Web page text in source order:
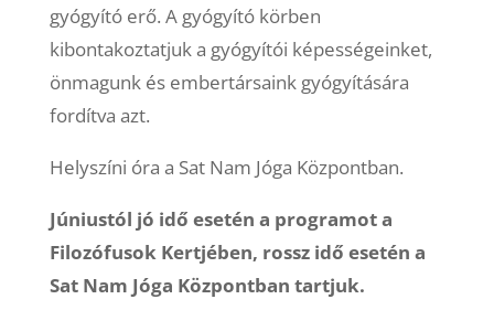
gyógyító erő. A gyógyító körben
kibontakoztatjuk a gyógyítói képességeinket,
önmagunk és embertársaink gyógyítására
fordítva azt.
Helyszíni óra a Sat Nam Jóga Központban.
Júniustól jó idő esetén a programot a
Filozófusok Kertjében, rossz idő esetén a
Sat Nam Jóga Központban tartjuk.